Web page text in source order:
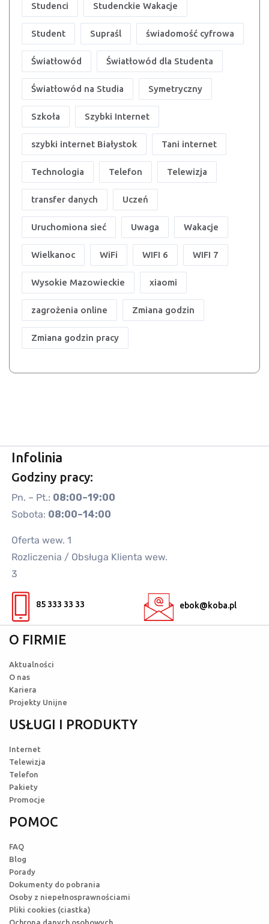
Studenci Studenckie Wakacje
Student Supraśl świadomość cyfrowa
Światłowód Światłowód dla Studenta
Światłowód na Studia Symetryczny
Szkoła Szybki Internet
szybki internet Białystok Tani internet
Technologia Telefon Telewizja
transfer danych Uczeń
Uruchomiona sieć Uwaga Wakacje
Wielkanoc WiFi WIFI 6 WIFI 7
Wysokie Mazowieckie xiaomi
zagrożenia online Zmiana godzin
Zmiana godzin pracy
Infolinia
Godziny pracy:
Pn. – Pt.: 08:00–19:00
Sobota: 08:00–14:00
Oferta wew. 1
Rozliczenia / Obsługa Klienta wew.
3
85 333 33 33 ebok@koba.pl
O FIRMIE
Aktualności
O nas
Kariera
Projekty Unijne
USŁUGI I PRODUKTY
Internet
Telewizja
Telefon
Pakiety
Promocje
POMOC
FAQ
Blog
Porady
Dokumenty do pobrania
Osoby z niepełnosprawnościami
Pliki cookies (ciastka)